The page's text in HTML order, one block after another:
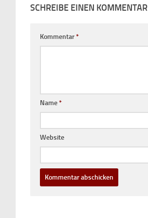
SCHREIBE EINEN KOMMENTAR
Kommentar*
Name*
Website